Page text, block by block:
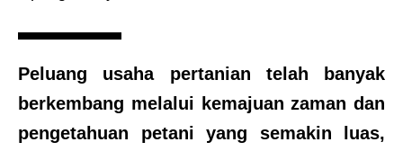
Peluang usaha pertanian telah banyak
berkembang melalui kemajuan zaman dan
pengetahuan petani yang semakin luas,